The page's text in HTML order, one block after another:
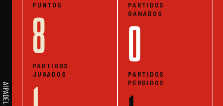
PUNTOS
8
PARTIDOS
JUGADOS
PARTIDOS
GANADOS
0
PARTIDOS
PERDIDOS